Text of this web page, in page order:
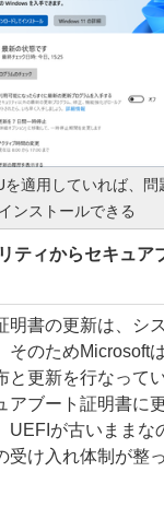
適用していれば、問
ンストールできる
ティからセキュア
書の更新は、シ
そのためMicrosoft
更新を行なって
アブート証明書に
UEFIが古いままな
受け入れ体制が整